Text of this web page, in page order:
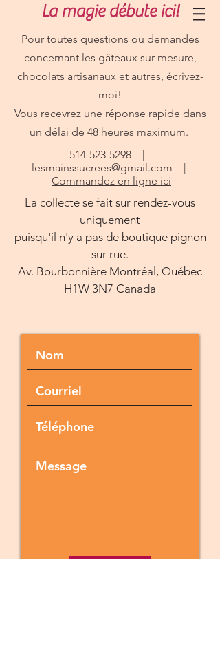
Connexion
La magie débute ici!
Pour toutes questions ou demandes
concernant les gâteaux sur mesure,
chocolats artisanaux et autres, écrivez-
moi!
Vous recevrez une réponse rapide dans
un délai de 48 heures maximum.
514-523-5298 |
lesmainssucrees@gmail.com |
Commandez en ligne ici
La collecte se fait sur rendez-vous
uniquement
puisqu'il n'y a pas de boutique pignon
sur rue.
Av. Bourbonnière Montréal, Québec
H1W 3N7 Canada
Envoyer